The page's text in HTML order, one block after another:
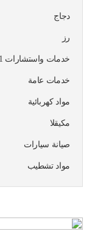
دجاج
رز
1 خدمات واستشارات
خدمات عامة
مواد كهربائية
مكيقلا
صيانة سيارات
مواد تشطيب